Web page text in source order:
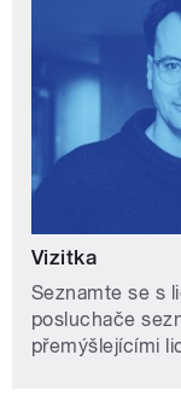
Vizitka
Seznamte se s
posluchače
přemýšlejícími